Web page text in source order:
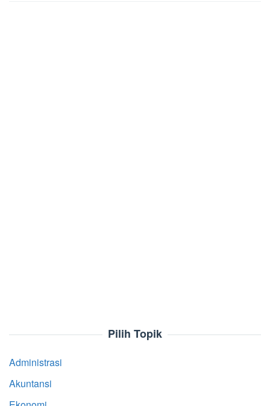
Pilih Topik
Administrasi
Akuntansi